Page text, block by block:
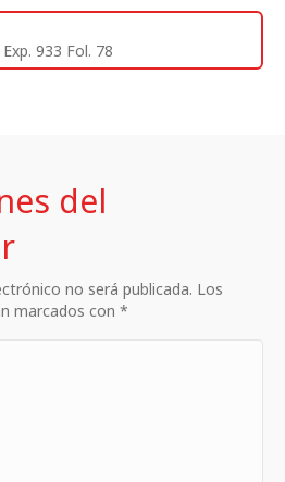
933 Fol. 78
del
no será publicada. Los
marcados con *